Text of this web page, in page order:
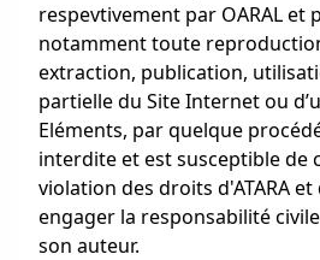
respevtivement par OARAL et
notamment toute
extraction, publication,
partielle du Site Internet ou
Eléments, par quelque
interdite et est susceptible de
violation des droits d'ATARA
engager la responsabilité
son auteur.